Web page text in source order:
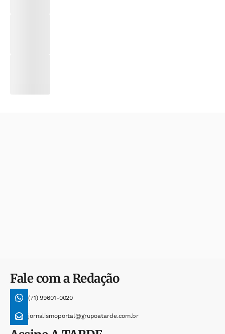
Fale com a Redação
(71) 99601-0020
jornalismoportal@grupoatarde.com.br